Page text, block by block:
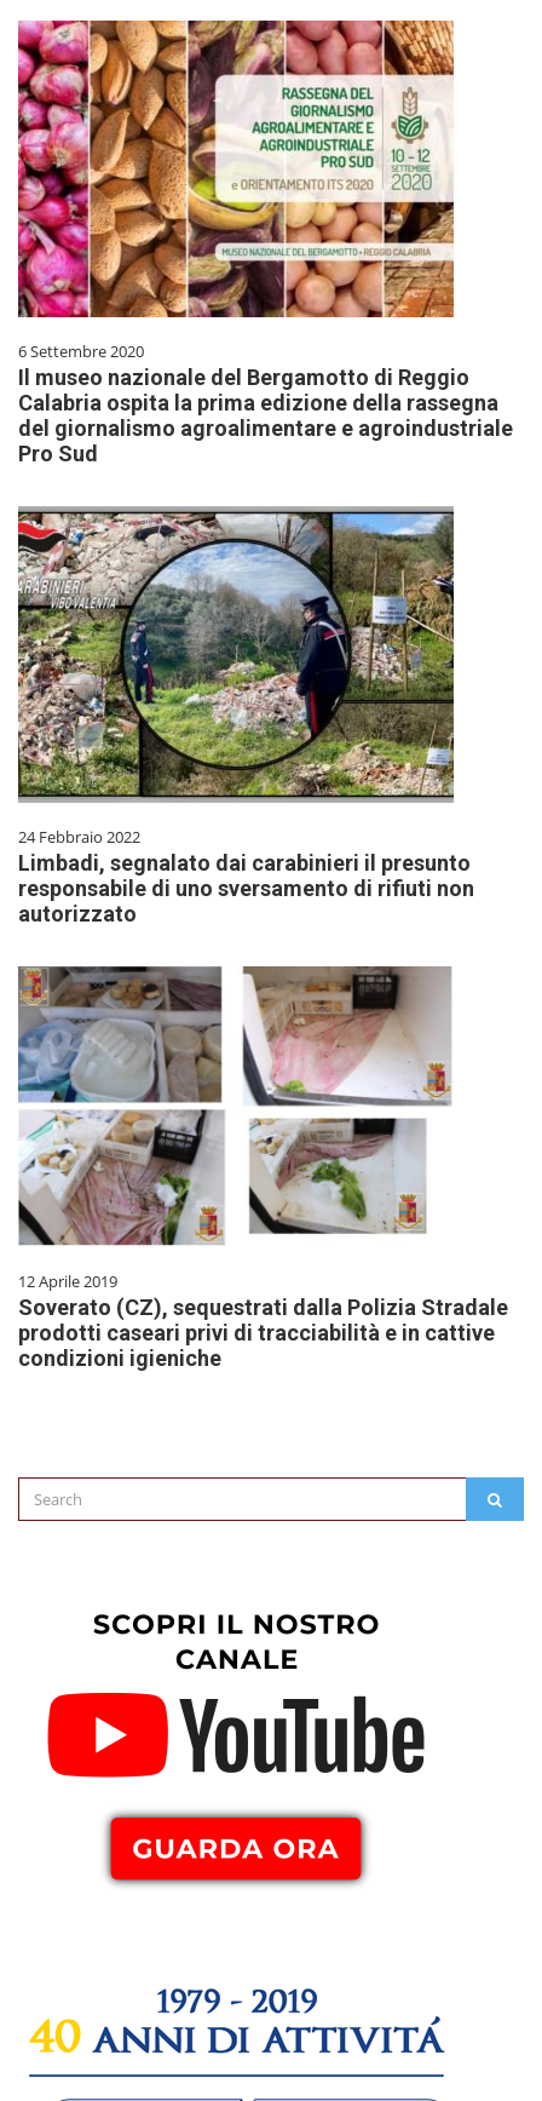
6 Settembre 2020
Il museo nazionale del Bergamotto di Reggio
Calabria ospita la prima edizione della rassegna
del giornalismo agroalimentare e agroindustriale
Pro Sud
24 Febbraio 2022
Limbadi, segnalato dai carabinieri il presunto
responsabile di uno sversamento di rifiuti non
autorizzato
12 Aprile 2019
Soverato (CZ), sequestrati dalla Polizia Stradale
prodotti caseari privi di tracciabilità e in cattive
condizioni igieniche
for: